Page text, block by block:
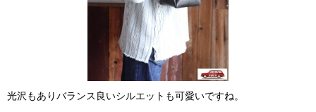
光沢もありバランス良いシルエットも可愛いですね。